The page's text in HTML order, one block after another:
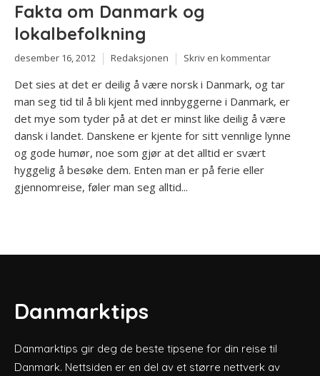
Fakta om Danmark og
lokalbefolkning
desember 16, 2012 Redaksjonen Skriv en kommentar
Det sies at det er deilig å være norsk i Danmark, og tar
man seg tid til å bli kjent med innbyggerne i Danmark, er
det mye som tyder på at det er minst like deilig å være
dansk i landet. Danskene er kjente for sitt vennlige lynne
og gode humør, noe som gjør at det alltid er svært
hyggelig å besøke dem. Enten man er på ferie eller
gjennomreise, føler man seg alltid...
Danmarktips
Danmarktips gir deg de beste tipsene for din reise til
Danmark. Nettsiden er en del av et større nettverk av